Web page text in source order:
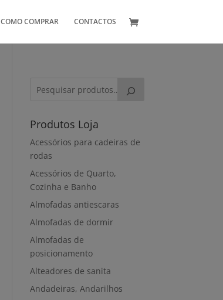
COMO COMPRAR CONTACTOS
Produtos Loja
Acessórios para cadeiras de
rodas
Acessórios de Quarto,
Cozinha e Banho
Almofadas antiescaras
Almofadas de dormir
Almofadas de
posicionamento
Alteadores de sanita
Andadeiras, Andarilhos